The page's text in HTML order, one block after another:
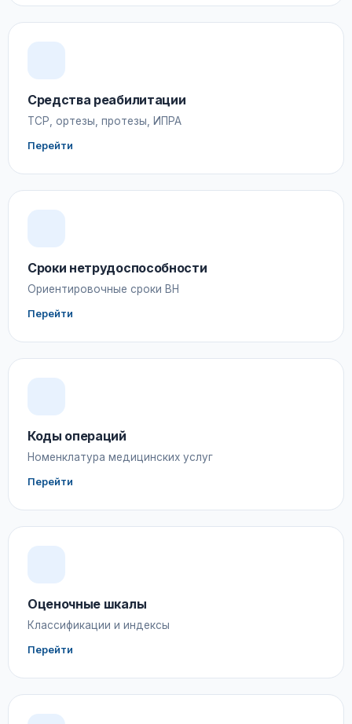
Средства реабилитации
ТСР, ортезы, протезы, ИПРА
Перейти
Сроки нетрудоспособности
Ориентировочные сроки ВН
Перейти
Коды операций
Номенклатура медицинских услуг
Перейти
Оценочные шкалы
Классификации и индексы
Перейти